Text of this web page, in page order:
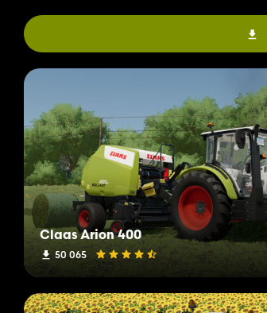
Claas Arion 400
50 065